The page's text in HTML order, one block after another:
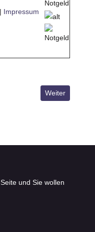
Nächster
Weiter
und Sie wollen
| Impressum